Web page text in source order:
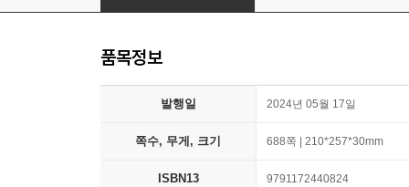
품목정보
발행일 2024년 05월 17일
쪽수, 무게, 크기 688쪽 | 210*257*30mm
ISBN13 9791172440824